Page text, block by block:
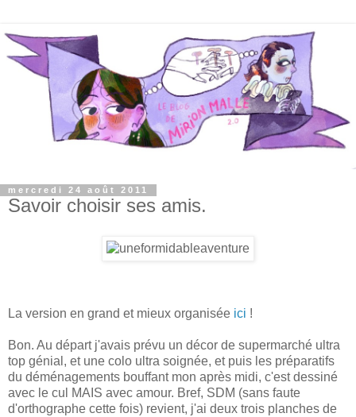
mercredi 24 août 2011
Savoir choisir ses amis.
La version en grand et mieux organisée ici !
Bon. Au départ j'avais prévu un décor de supermarché ultra
top génial, et une colo ultra soignée, et puis les préparatifs
du déménagements bouffant mon après midi, c'est dessiné
avec le cul MAIS avec amour. Bref, SDM (sans faute
d'orthographe cette fois) revient, j'ai deux trois planches de